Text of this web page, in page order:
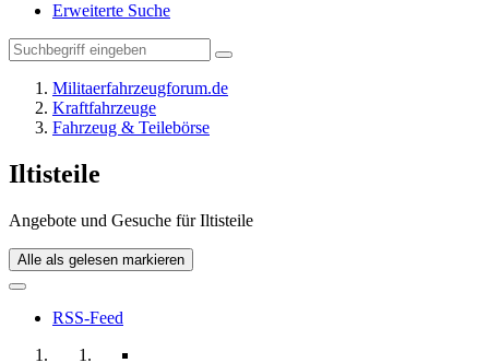
Erweiterte Suche
Militaerfahrzeugforum.de
Kraftfahrzeuge
Fahrzeug & Teilebörse
Iltisteile
Angebote und Gesuche für Iltisteile
Alle als gelesen markieren
RSS-Feed